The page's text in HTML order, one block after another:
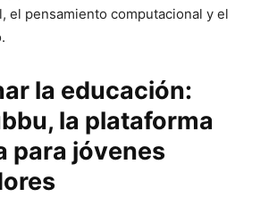
el pensamiento computacional y el
la educación:
la plataforma
para jóvenes